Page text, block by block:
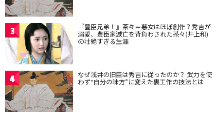
3 『豊臣兄弟！』茶々＝悪女はほぼ創作？秀吉が
溺愛、豊臣家滅亡を背負わされた茶々(井上和)
の壮絶すぎる生涯
4 なぜ浅井の旧臣は秀吉に従ったのか？ 武力を使
わず“自分の味方”に変えた裏工作の技法とは